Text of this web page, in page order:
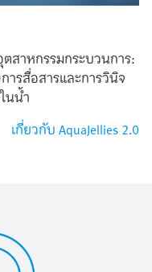
สาหกรรมกระบวนการ:
ารสื่อสารและการวินิจ
นน้ำ
เกี่ยวกับ AquaJellies 2.0